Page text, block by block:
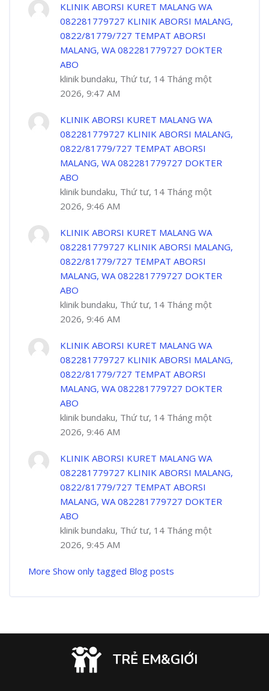
KLINIK ABORSI KURET MALANG WA
082281779727 KLINIK ABORSI MALANG,
0822/81779/727 TEMPAT ABORSI
MALANG, WA 082281779727 DOKTER
ABO
klinik bundaku, Thứ tư, 14 Tháng một
2026, 9:47 AM
KLINIK ABORSI KURET MALANG WA
082281779727 KLINIK ABORSI MALANG,
0822/81779/727 TEMPAT ABORSI
MALANG, WA 082281779727 DOKTER
ABO
klinik bundaku, Thứ tư, 14 Tháng một
2026, 9:46 AM
KLINIK ABORSI KURET MALANG WA
082281779727 KLINIK ABORSI MALANG,
0822/81779/727 TEMPAT ABORSI
MALANG, WA 082281779727 DOKTER
ABO
klinik bundaku, Thứ tư, 14 Tháng một
2026, 9:46 AM
KLINIK ABORSI KURET MALANG WA
082281779727 KLINIK ABORSI MALANG,
0822/81779/727 TEMPAT ABORSI
MALANG, WA 082281779727 DOKTER
ABO
klinik bundaku, Thứ tư, 14 Tháng một
2026, 9:46 AM
KLINIK ABORSI KURET MALANG WA
082281779727 KLINIK ABORSI MALANG,
0822/81779/727 TEMPAT ABORSI
MALANG, WA 082281779727 DOKTER
ABO
klinik bundaku, Thứ tư, 14 Tháng một
2026, 9:45 AM
More Show only tagged Blog posts
TRẺ EM&GIỚI